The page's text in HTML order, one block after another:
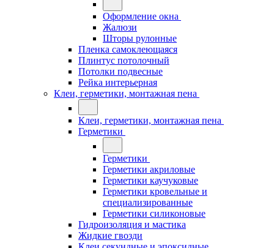
Оформление окна
Жалюзи
Шторы рулонные
Пленка самоклеющаяся
Плинтус потолочный
Потолки подвесные
Рейка интерьерная
Клеи, герметики, монтажная пена
Клеи, герметики, монтажная пена
Герметики
Герметики
Герметики акриловые
Герметики каучуковые
Герметики кровельные и
специализированные
Герметики силиконовые
Гидроизоляция и мастика
Жидкие гвозди